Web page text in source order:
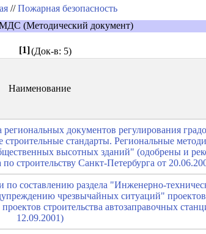
//Пожарная безопасность
(Методический документ)
[1](Док-в: 5)
Наименование
документов регулирования
строительные стандарты. Региональные
высотных зданий" (одобрены и
строительству Санкт-Петербурга от
составлению раздела "Инженерно-
чрезвычайных ситуаций" проектов
строительства автозаправочных
12.09.2001)